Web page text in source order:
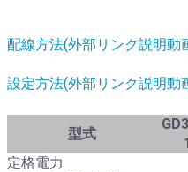
配線方法(外部リンク説明動
設定方法(外部リンク説明動
型式
定格電力